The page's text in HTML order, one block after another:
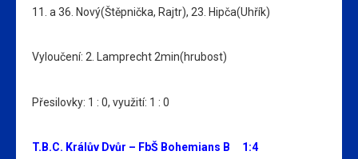
11. a 36. Nový(Štěpnička, Rajtr), 23. Hipča(Uhřík)
Vyloučení: 2. Lamprecht 2min(hrubost)
Přesilovky: 1 : 0, využití: 1 : 0
T.B.C. Králův Dvůr – FbŠ Bohemians B 1:4